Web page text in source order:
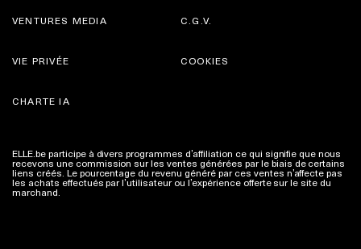
VENTURES MEDIA C.G.V.
VIE PRIVÉE
CHARTE IA
COOKIES
ELLE.be participe à divers programmes d’affiliation ce qui signifie que nous
recevons une commission sur les ventes générées par le biais de certains
liens créés. Le pourcentage du revenu généré par ces ventes n’affecte pas
les achats effectués par l’utilisateur ou l’expérience offerte sur le site du
marchand. Plus d'infos